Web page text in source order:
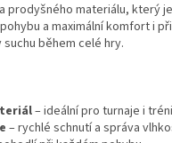
prodyšného materiálu, který je
a maximální komfort i
během celé hry.
– ideální pro turnaje i
– rychlé schnutí a správa